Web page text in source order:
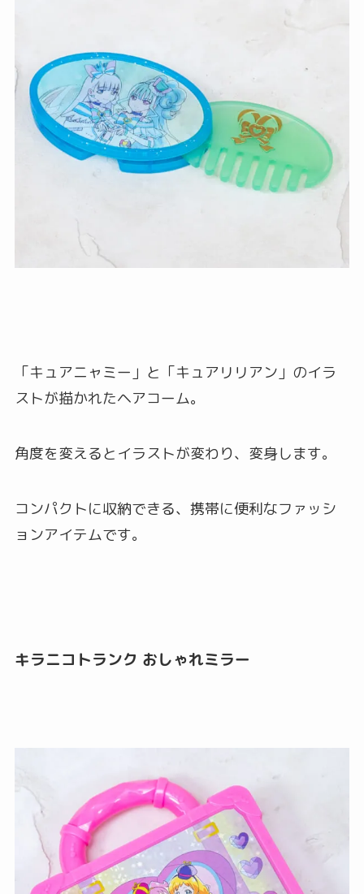
「キュアニャミー」と「キュアリリアン」のイラ
ストが描かれたヘアコーム。
角度を変えるとイラストが変わり、変身します。
コンパクトに収納できる、携帯に便利なファッシ
ョンアイテムです。
キラニコトランク おしゃれミラー